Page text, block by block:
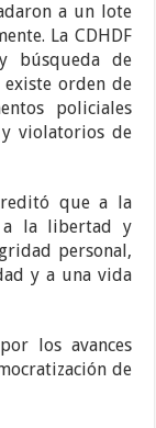
a un lote
La CDHDF
búsqueda de
orden de
policiales
y violatorios de
que a la
a la libertad y
personal,
y a una vida
los avances
de